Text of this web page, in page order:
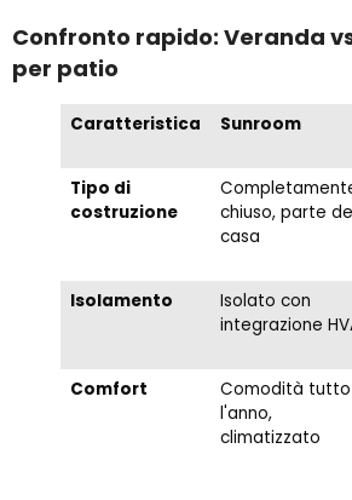
Confronto rapido: Veranda
per patio
Caratteristica Sunroom
Tipo di
costruzione
chiuso, parte
casa
Isolamento
Isolato con
integrazione
Comfort
Comodità tutto
l'anno,
climatizzato